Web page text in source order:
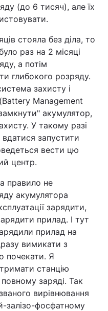
(до 6 тисяч), але їх
стояла без діла, то
раз на 2 місяці
а потім
глибокого розряду.
захисту і
Management
акумулятор,
У такому разі
запустити
вести цю
центр.
правило не
акумулятора
зарядити,
прилад. І тут
прилад на
вимикати з
почекати. Я
станцію
заряді. Так
вирівнювання
залізо-фосфатному